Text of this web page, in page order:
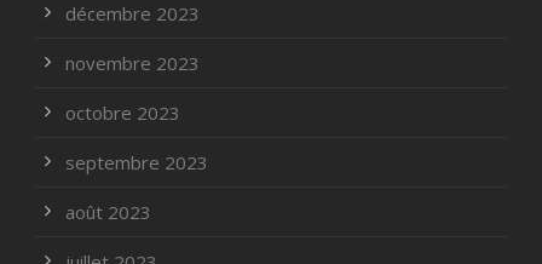
décembre 2023
novembre 2023
octobre 2023
septembre 2023
août 2023